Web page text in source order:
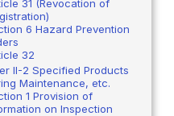
31 (Revocation of
6 Hazard Prevention
32
II-2 Specified Products
Maintenance, etc.
1 Provision of
on Inspection